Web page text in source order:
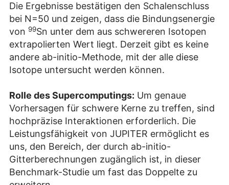
Die Ergebnisse bestätigen den Schalenschluss
bei N=50 und zeigen, dass die Bindungsenergie
von 99Sn unter dem aus schwereren Isotopen
extrapolierten Wert liegt. Derzeit gibt es keine
andere ab-initio-Methode, mit der alle diese
Isotope untersucht werden können.
Rolle des Supercomputings: Um genaue
Vorhersagen für schwere Kerne zu treffen, sind
hochpräzise Interaktionen erforderlich. Die
Leistungsfähigkeit von JUPITER ermöglicht es
uns, den Bereich, der durch ab-initio-
Gitterberechnungen zugänglich ist, in dieser
Benchmark-Studie um fast das Doppelte zu